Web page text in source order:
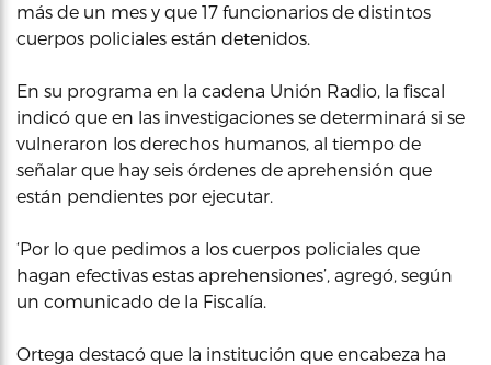
más de un mes y que 17 funcionarios de distintos
cuerpos policiales están detenidos.
En su programa en la cadena Unión Radio, la fiscal
indicó que en las investigaciones se determinará si se
vulneraron los derechos humanos, al tiempo de
señalar que hay seis órdenes de aprehensión que
están pendientes por ejecutar.
‘Por lo que pedimos a los cuerpos policiales que
hagan efectivas estas aprehensiones’, agregó, según
un comunicado de la Fiscalía.
Ortega destacó que la institución que encabeza ha